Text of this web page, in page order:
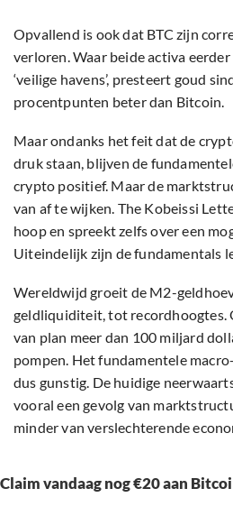
Opvallend is ook dat BTC zijn
verloren. Waar beide activa
‘veilige havens’, presteert goud
procentpunten beter dan Bitcoin.
Maar ondanks het feit dat de
druk staan, blijven de
crypto positief. Maar de
van af te wijken. The Kobeissi
hoop en spreekt zelfs over een
Uiteindelijk zijn de fundamentals
Wereldwijd groeit de M2-
geldliquiditeit, tot recordhoogtes.
van plan meer dan 100 miljard
pompen. Het fundamentele
dus gunstig. De huidige
vooral een gevolg van
minder van verslechterende
Claim vandaag nog €20 aan